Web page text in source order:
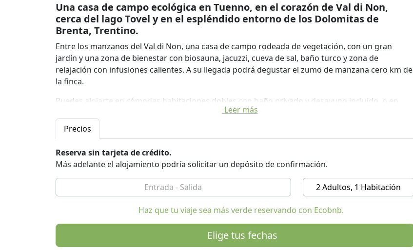
Una casa de campo ecológica en Tuenno, en el corazón de Val di Non,
cerca del lago Tovel y en el espléndido entorno de los Dolomitas de
Brenta, Trentino.
Entre los manzanos del Val di Non, una casa de campo rodeada de vegetación, con un gran
jardín y una zona de bienestar con biosauna, jacuzzi, cueva de sal, baño turco y zona de
relajación con infusiones calientes. A su llegada podrá degustar el zumo de manzana cero km de
la finca.
Puedes alojarte en cómodas habitaciones dobles con baño privado y desayuno incluido, o en
apartamentos equipados con cocina y sala de estar.
A disposición de los huéspedes:
parrilladas con amigos.
- Sala común con información sobre la zona y actividades (trekking, BTT, senderos naturales,
guías turísticos para visitar el Parque Adamello Brenta, cabalgatas ..).
- lavadero y espacios para secar la ropa
- estacionamiento al aire libre
- Cunas y catres para niños pequeños
- TARJETA DE INVITADO TRENTINO gratuita para acceder a los lugares de interés de Trentino y
Leer más
Precios
Reserva sin tarjeta de crédito.
Más adelante el alojamiento podría solicitar un depósito de confirmación.
2 Adultos, 1 Habitación
Haz que tu viaje sea más verde reservando con Ecobnb.
Elige tus fechas